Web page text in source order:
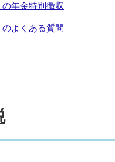
年金特別徴収
よくある質問